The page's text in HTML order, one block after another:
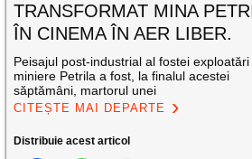
TRANSFORMAT MINA
ÎN CINEMA ÎN AER LIBER.
Peisajul post-industrial al fostei exploatări
miniere Petrila a fost, la finalul acestei
săptămâni, martorul unei
CITEȘTE MAI DEPARTE
Distribuie acest articol